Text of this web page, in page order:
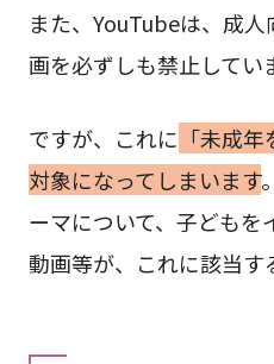
また、YouTubeは、成
画を必ずしも禁止してい
ですが、これに 「未成
対象になってしまいます
ーマについて、子どもを
動画等が、これに該当す